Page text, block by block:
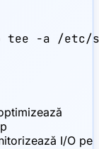
tee -a /
I/O pe